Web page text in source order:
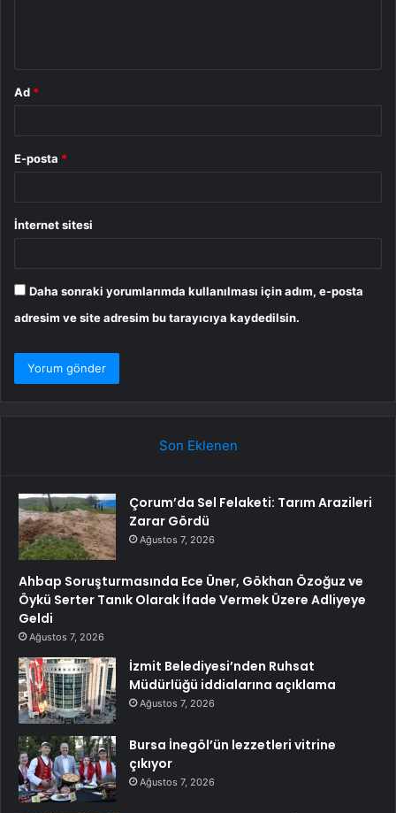
Ad *
E-posta *
İnternet sitesi
Daha sonraki yorumlarımda kullanılması için adım, e-posta
adresim ve site adresim bu tarayıcıya kaydedilsin.
Son Eklenen
Çorum’da Sel Felaketi: Tarım Arazileri
Zarar Gördü
Ağustos 7, 2026
Ahbap Soruşturmasında Ece Üner, Gökhan Özoğuz ve
Öykü Serter Tanık Olarak İfade Vermek Üzere Adliyeye
Geldi
Ağustos 7, 2026
İzmit Belediyesi’nden Ruhsat
Müdürlüğü iddialarına açıklama
Ağustos 7, 2026
Bursa İnegöl’ün lezzetleri vitrine
çıkıyor
Ağustos 7, 2026